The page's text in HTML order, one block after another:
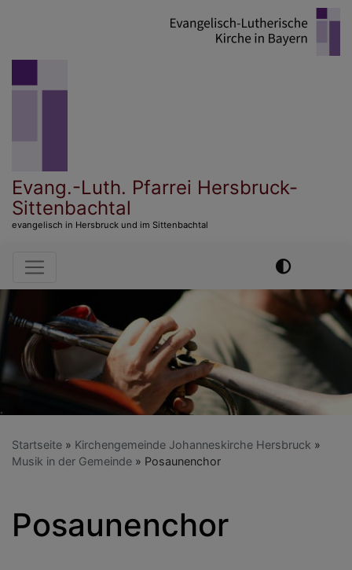
Evang.-Luth. Pfarrei Hersbruck-
Sittenbachtal
evangelisch in Hersbruck und im Sittenbachtal
Hauptnavigation
Startseite
Kirchengemeinde Johanneskirche Hersbruck
Musik in der Gemeinde
Posaunenchor
Posaunenchor